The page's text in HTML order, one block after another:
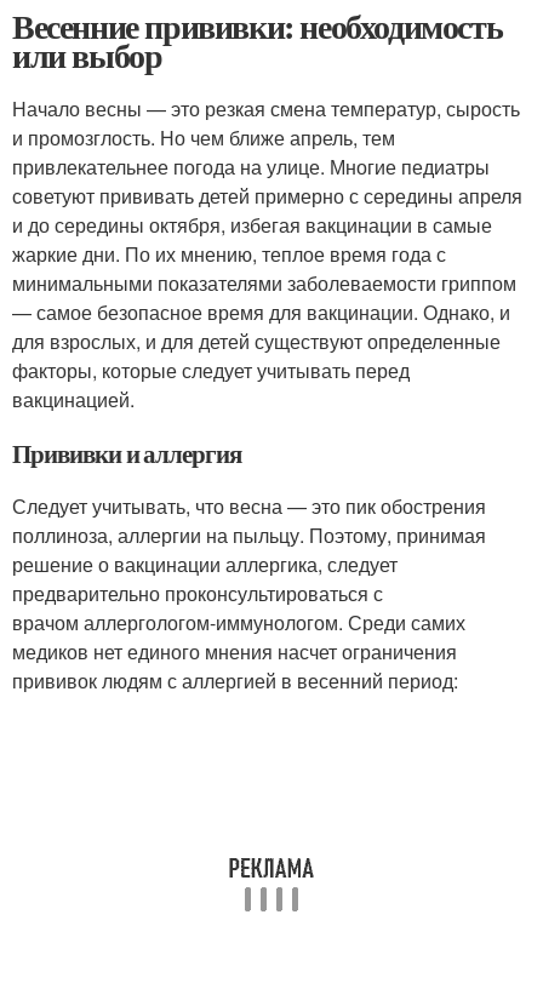
Весенние прививки: необходимость
или выбор
Начало весны — это резкая смена температур, сырость
и промозглость. Но чем ближе апрель, тем
привлекательнее погода на улице. Многие педиатры
советуют прививать детей примерно с середины апреля
и до середины октября, избегая вакцинации в самые
жаркие дни. По их мнению, теплое время года с
минимальными показателями заболеваемости гриппом
— самое безопасное время для вакцинации. Однако, и
для взрослых, и для детей существуют определенные
факторы, которые следует учитывать перед
вакцинацией.
Прививки и аллергия
Следует учитывать, что весна — это пик обострения
поллиноза, аллергии на пыльцу. Поэтому, принимая
решение о вакцинации аллергика, следует
предварительно проконсультироваться с
врачом аллергологом-иммунологом. Среди самих
медиков нет единого мнения насчет ограничения
прививок людям с аллергией в весенний период: